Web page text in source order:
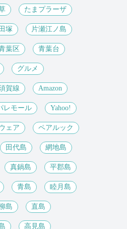
たまプラーザ
塚 片瀬江ノ島
葉区 青葉台
グルメ
賀線 Amazon
レモール Yahoo!
ェア ペアルック
田代島 網地島
真鍋島 平郡島
青島 睦月島
島 直島
高見島